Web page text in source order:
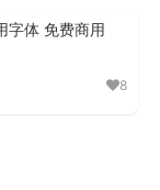
字体 免费商用
8